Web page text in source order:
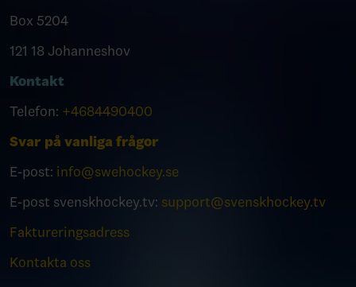
Box 5204
121 18 Johanneshov
Kontakt
Telefon: +4684490400
Svar på vanliga frågor
E-post: info@swehockey.se
E-post svenskhockey.tv: support@svenskhockey.tv
Faktureringsadress
Kontakta oss